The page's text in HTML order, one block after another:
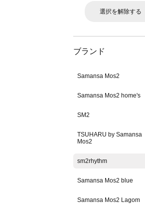
選択を解除する
ブランド
Samansa Mos2
Samansa Mos2 home's
SM2
TSUHARU by Samansa
Mos2
sm2rhythm
Samansa Mos2 blue
Samansa Mos2 Lagom